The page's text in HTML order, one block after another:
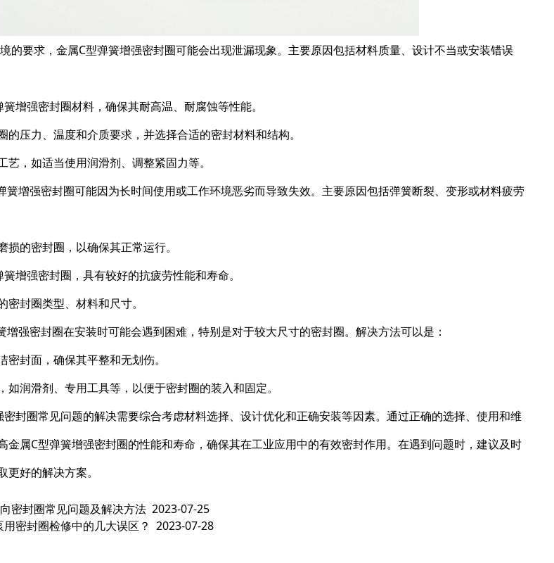
的要求，金属C型弹簧增强密封圈可能会出现泄漏现象。主要原因包括材料质量、设计不当或安装错误
增强密封圈材料，确保其耐高温、耐腐蚀等性能。
的压力、温度和介质要求，并选择合适的密封材料和结构。
艺，如适当使用润滑剂、调整紧固力等。
簧增强密封圈可能因为长时间使用或工作环境恶劣而导致失效。主要原因包括弹簧断裂、变形或材料疲劳
损的密封圈，以确保其正常运行。
增强密封圈，具有较好的抗疲劳性能和寿命。
封圈类型、材料和尺寸。
增强密封圈在安装时可能会遇到困难，特别是对于较大尺寸的密封圈。解决方法可以是：
封面，确保其平整和无划伤。
如润滑剂、专用工具等，以便于密封圈的装入和固定。
封圈常见问题的解决需要综合考虑材料选择、设计优化和正确安装等因素。通过正确的选择、使用和维
金属C型弹簧增强密封圈的性能和寿命，确保其在工业应用中的有效密封作用。在遇到问题时，建议及时
好的解决方案。
密封圈常见问题及解决方法 2023-07-25
密封圈检修中的几大误区？ 2023-07-28